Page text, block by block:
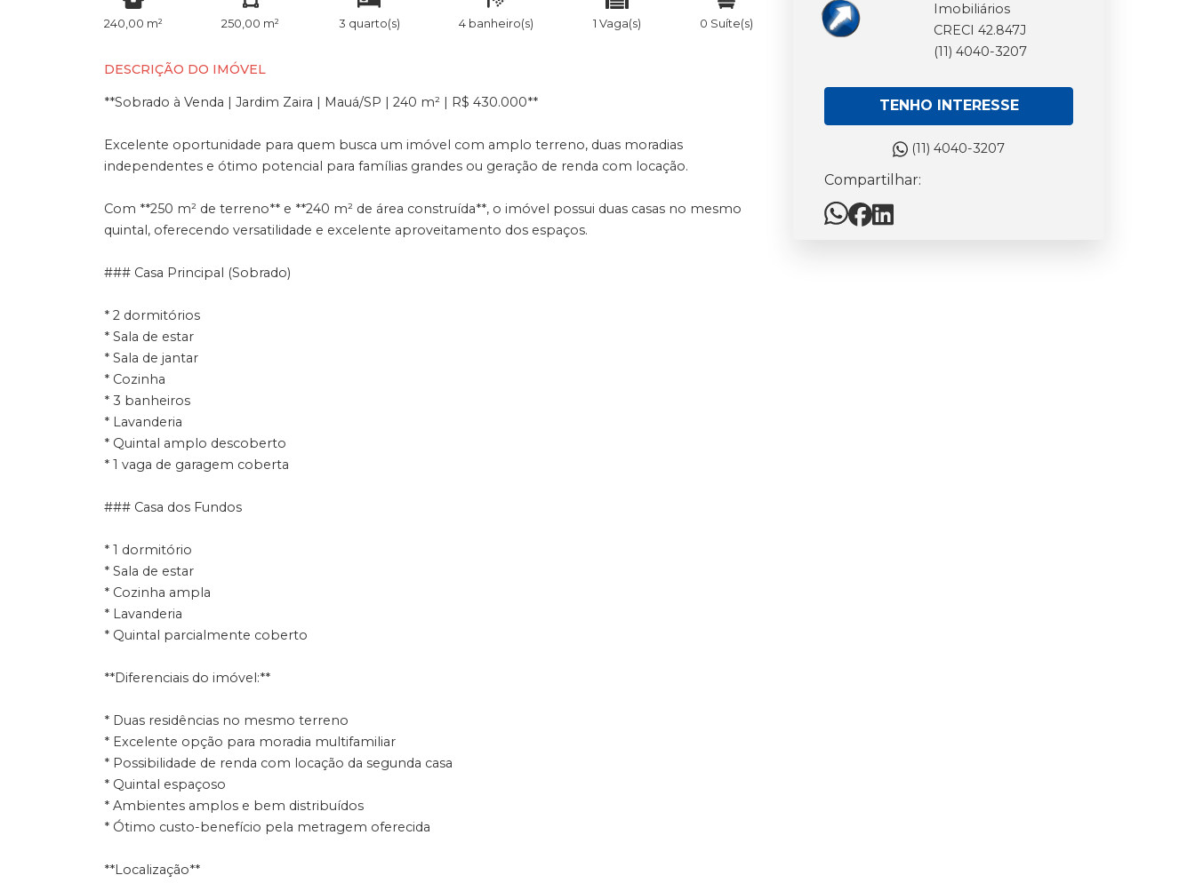
240,00 m² 250,00 m² 3 quarto(s) 4 banheiro(s) 1 Vaga(s) 0 Suíte(s)
DESCRIÇÃO DO IMÓVEL
**Sobrado à Venda | Jardim Zaira | Mauá/SP | 240 m² | R$ 430.000**
Excelente oportunidade para quem busca um imóvel com amplo terreno, duas moradias
independentes e ótimo potencial para famílias grandes ou geração de renda com locação.
Com **250 m² de terreno** e **240 m² de área construída**, o imóvel possui duas casas no mesmo
quintal, oferecendo versatilidade e excelente aproveitamento dos espaços.
### Casa Principal (Sobrado)
* 2 dormitórios
* Sala de estar
* Sala de jantar
* Cozinha
* 3 banheiros
* Lavanderia
* Quintal amplo descoberto
* 1 vaga de garagem coberta
### Casa dos Fundos
* 1 dormitório
* Sala de estar
* Cozinha ampla
* Lavanderia
* Quintal parcialmente coberto
**Diferenciais do imóvel:**
* Duas residências no mesmo terreno
* Excelente opção para moradia multifamiliar
* Possibilidade de renda com locação da segunda casa
* Quintal espaçoso
* Ambientes amplos e bem distribuídos
* Ótimo custo-benefício pela metragem oferecida
**Localização**
Imobiliários
CRECI 42.847J
(11) 4040-3207
TENHO INTERESSE
(11) 4040-3207
Compartilhar: